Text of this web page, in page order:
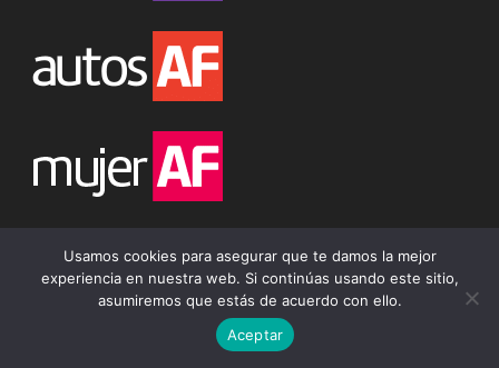
Usamos cookies para asegurar que te damos la mejor
experiencia en nuestra web. Si continúas usando este sitio,
asumiremos que estás de acuerdo con ello.
Aceptar